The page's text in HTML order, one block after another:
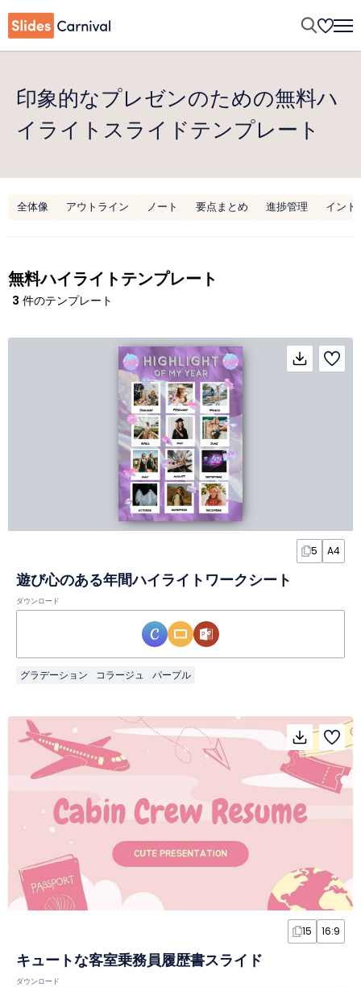
印象的なプレゼンのための無料ハ
イライトスライドテンプレート
全体像 アウトライン ノート 要点まとめ 進捗管理 イント
無料ハイライトテンプレート
3 件のテンプレート
5 A4
遊び心のある年間ハイライトワークシート
ダウンロード
グラデーション コラージュ パープル
15 16:9
キュートな客室乗務員履歴書スライド
ダウンロード